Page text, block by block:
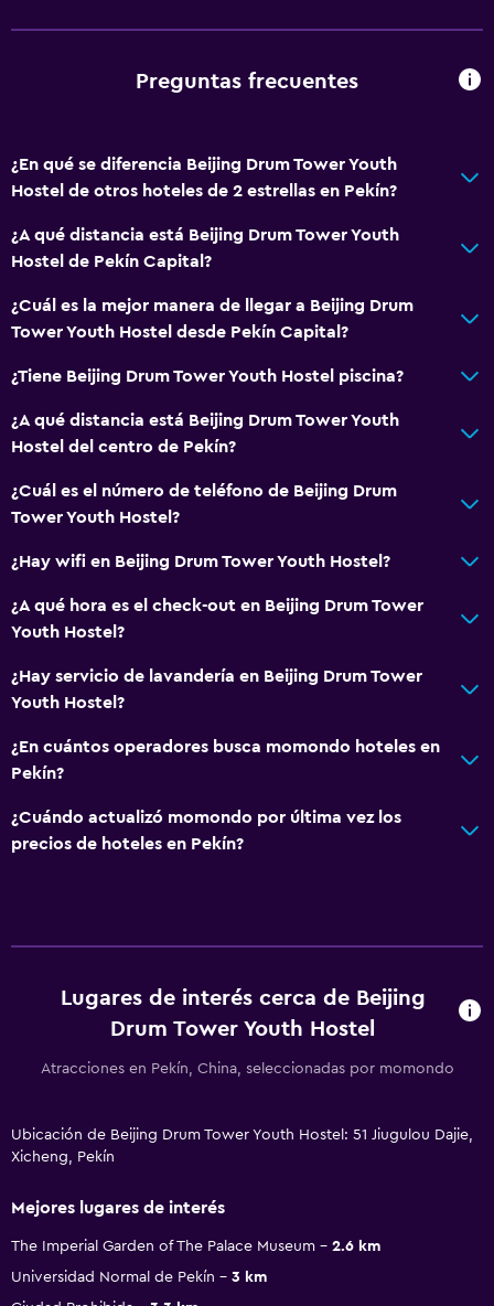
Preguntas frecuentes
¿En qué se diferencia Beijing Drum Tower Youth
Hostel de otros hoteles de 2 estrellas en Pekín?
¿A qué distancia está Beijing Drum Tower Youth
Hostel de Pekín Capital?
¿Cuál es la mejor manera de llegar a Beijing Drum
Tower Youth Hostel desde Pekín Capital?
¿Tiene Beijing Drum Tower Youth Hostel piscina?
¿A qué distancia está Beijing Drum Tower Youth
Hostel del centro de Pekín?
¿Cuál es el número de teléfono de Beijing Drum
Tower Youth Hostel?
¿Hay wifi en Beijing Drum Tower Youth Hostel?
¿A qué hora es el check-out en Beijing Drum Tower
Youth Hostel?
¿Hay servicio de lavandería en Beijing Drum Tower
Youth Hostel?
¿En cuántos operadores busca momondo hoteles en
Pekín?
¿Cuándo actualizó momondo por última vez los
precios de hoteles en Pekín?
Lugares de interés cerca de Beijing
Drum Tower Youth Hostel
Atracciones en Pekín, China, seleccionadas por momondo
Ubicación de Beijing Drum Tower Youth Hostel: 51 Jiugulou Dajie,
Xicheng, Pekín
Mejores lugares de interés
The Imperial Garden of The Palace Museum
2.6 km
Universidad Normal de Pekín
3 km